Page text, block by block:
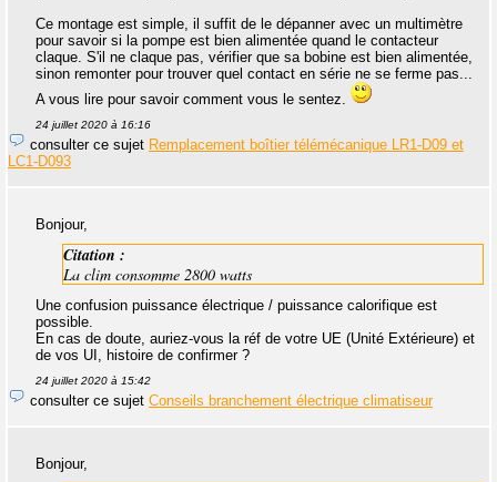
Ce montage est simple, il suffit de le dépanner avec un multimètre
pour savoir si la pompe est bien alimentée quand le contacteur
claque. S'il ne claque pas, vérifier que sa bobine est bien alimentée,
sinon remonter pour trouver quel contact en série ne se ferme pas...
A vous lire pour savoir comment vous le sentez.
24 juillet 2020 à 16:16
consulter ce sujet Remplacement boîtier télémécanique LR1-D09 et
LC1-D093
Bonjour,
Citation :
La clim consomme 2800 watts
Une confusion puissance électrique / puissance calorifique est
possible.
En cas de doute, auriez-vous la réf de votre UE (Unité Extérieure) et
de vos UI, histoire de confirmer ?
24 juillet 2020 à 15:42
consulter ce sujet Conseils branchement électrique climatiseur
Bonjour,